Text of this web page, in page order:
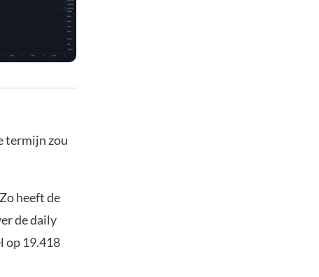
termijn zou
heeft de
de daily
op 19.418